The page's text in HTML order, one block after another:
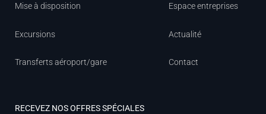
Mise à disposition
Excursions
Transferts aéroport/gare
Espace entreprises
Actualité
Contact
RECEVEZ NOS OFFRES SPÉCIALES